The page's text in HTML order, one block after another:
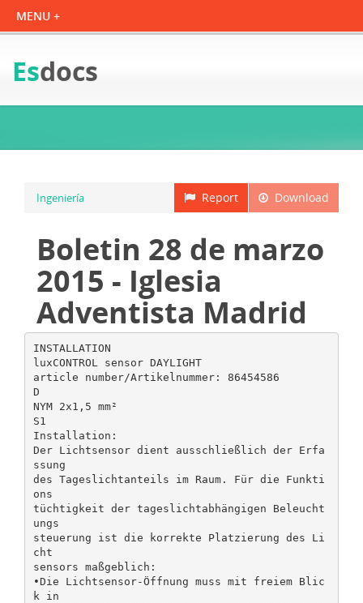
Esdocs
Download
Report
Ingeniería
Boletin 28 de marzo
2015 - Iglesia
Adventista Madrid
INSTALLATION
luxCONTROL sensor DAYLIGHT
article number/Artikelnummer: 86454586
D
NYM 2x1,5 mm²
S1
Installation:
Der Lichtsensor dient ausschließlich der Erfa
ssung
des Tageslichtanteils im Raum. Für die Funkti
ons­
tüchtigkeit der tageslichtab­hängigen Beleucht
ungs­
steuerung ist die korrekte Platzierung des Li
cht­
sensors maßgeblich:
•Die Lichtsensor-Öffnung muss mit freiem Blic
k in